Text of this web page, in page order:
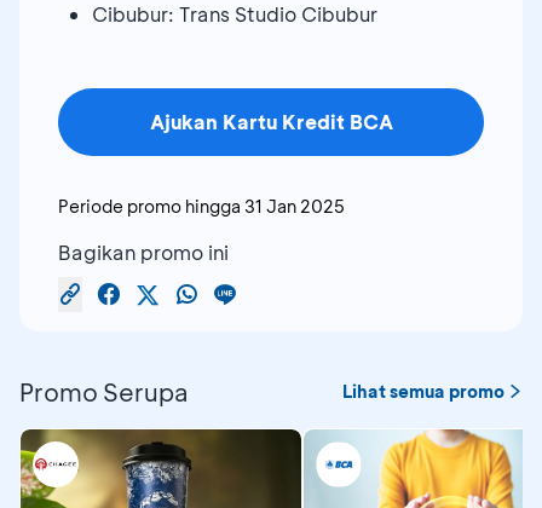
Cibubur: Trans Studio Cibubur
Ajukan Kartu Kredit BCA
Periode promo hingga 31 Jan 2025
Bagikan promo ini
Promo Serupa Lihat semua promo